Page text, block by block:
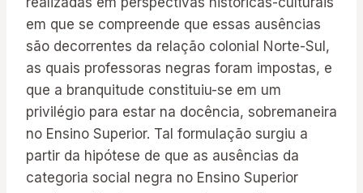
em que se compreende que essas ausências
são decorrentes da relação colonial Norte-Sul,
as quais professoras negras foram impostas, e
que a branquitude constituiu-se em um
privilégio para estar na docência, sobremaneira
no Ensino Superior. Tal formulação surgiu a
partir da hipótese de que as ausências da
categoria social negra no Ensino Superior